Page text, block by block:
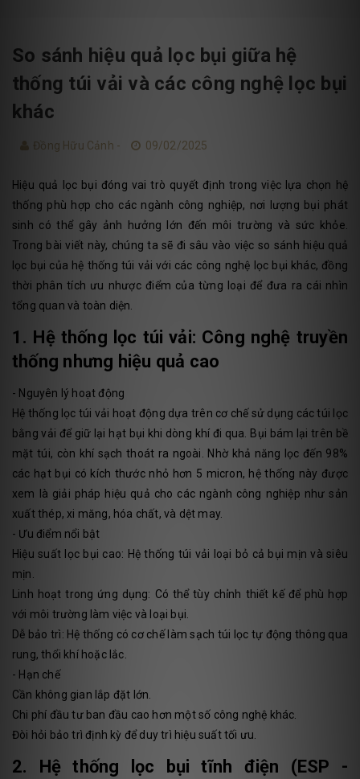
So sánh hiệu quả lọc bụi giữa hệ
thống túi vải và các công nghệ lọc bụi
khác
Đồng Hữu Cảnh - 09/02/2025
Hiệu quả lọc bụi đóng vai trò quyết định trong việc lựa chọn hệ
thống phù hợp cho các ngành công nghiệp, nơi lượng bụi phát
sinh có thể gây ảnh hưởng lớn đến môi trường và sức khỏe.
Trong bài viết này, chúng ta sẽ đi sâu vào việc so sánh hiệu quả
lọc bụi của hệ thống túi vải với các công nghệ lọc bụi khác, đồng
thời phân tích ưu nhược điểm của từng loại để đưa ra cái nhìn
tổng quan và toàn diện.
1. Hệ thống lọc túi vải: Công nghệ truyền
thống nhưng hiệu quả cao
- Nguyên lý hoạt động
Hệ thống lọc túi vải hoạt động dựa trên cơ chế sử dụng các túi lọc
bằng vải để giữ lại hạt bụi khi dòng khí đi qua. Bụi bám lại trên bề
mặt túi, còn khí sạch thoát ra ngoài. Nhờ khả năng lọc đến 98%
các hạt bụi có kích thước nhỏ hơn 5 micron, hệ thống này được
xem là giải pháp hiệu quả cho các ngành công nghiệp như sản
xuất thép, xi măng, hóa chất, và dệt may.
- Ưu điểm nổi bật
Hiệu suất lọc bụi cao: Hệ thống túi vải loại bỏ cả bụi mịn và siêu
mịn.
Linh hoạt trong ứng dụng: Có thể tùy chỉnh thiết kế để phù hợp
với môi trường làm việc và loại bụi.
Dễ bảo trì: Hệ thống có cơ chế làm sạch túi lọc tự động thông qua
rung, thổi khí hoặc lắc.
- Hạn chế
Cần không gian lắp đặt lớn.
Chi phí đầu tư ban đầu cao hơn một số công nghệ khác.
Đòi hỏi bảo trì định kỳ để duy trì hiệu suất tối ưu.
2. Hệ thống lọc bụi tĩnh điện (ESP -